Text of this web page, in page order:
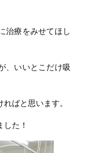
治療をみせてほし
、いいとこだけ吸
ばと思います。
た！